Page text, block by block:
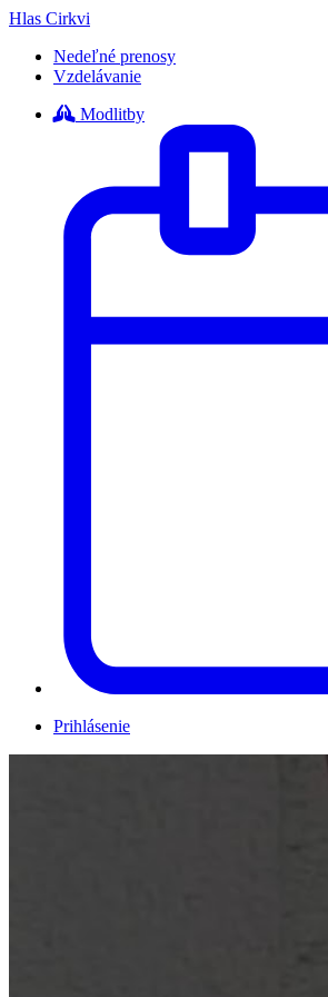
Hlas Cirkvi
Nedeľné prenosy
Vzdelávanie
Modlitby
Prihlásenie